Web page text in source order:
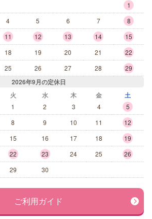
1
4 5 6 7
8
11 12 13 14
15
18 19 20 21
22
25 26 27 28 29
2026年9月の定休日
火 水 木 金 土
1 2 3 4
5
8 9 10 11
12
15 16 17 18
19
22 23 24 25
26
29 30
ご利用ガイド